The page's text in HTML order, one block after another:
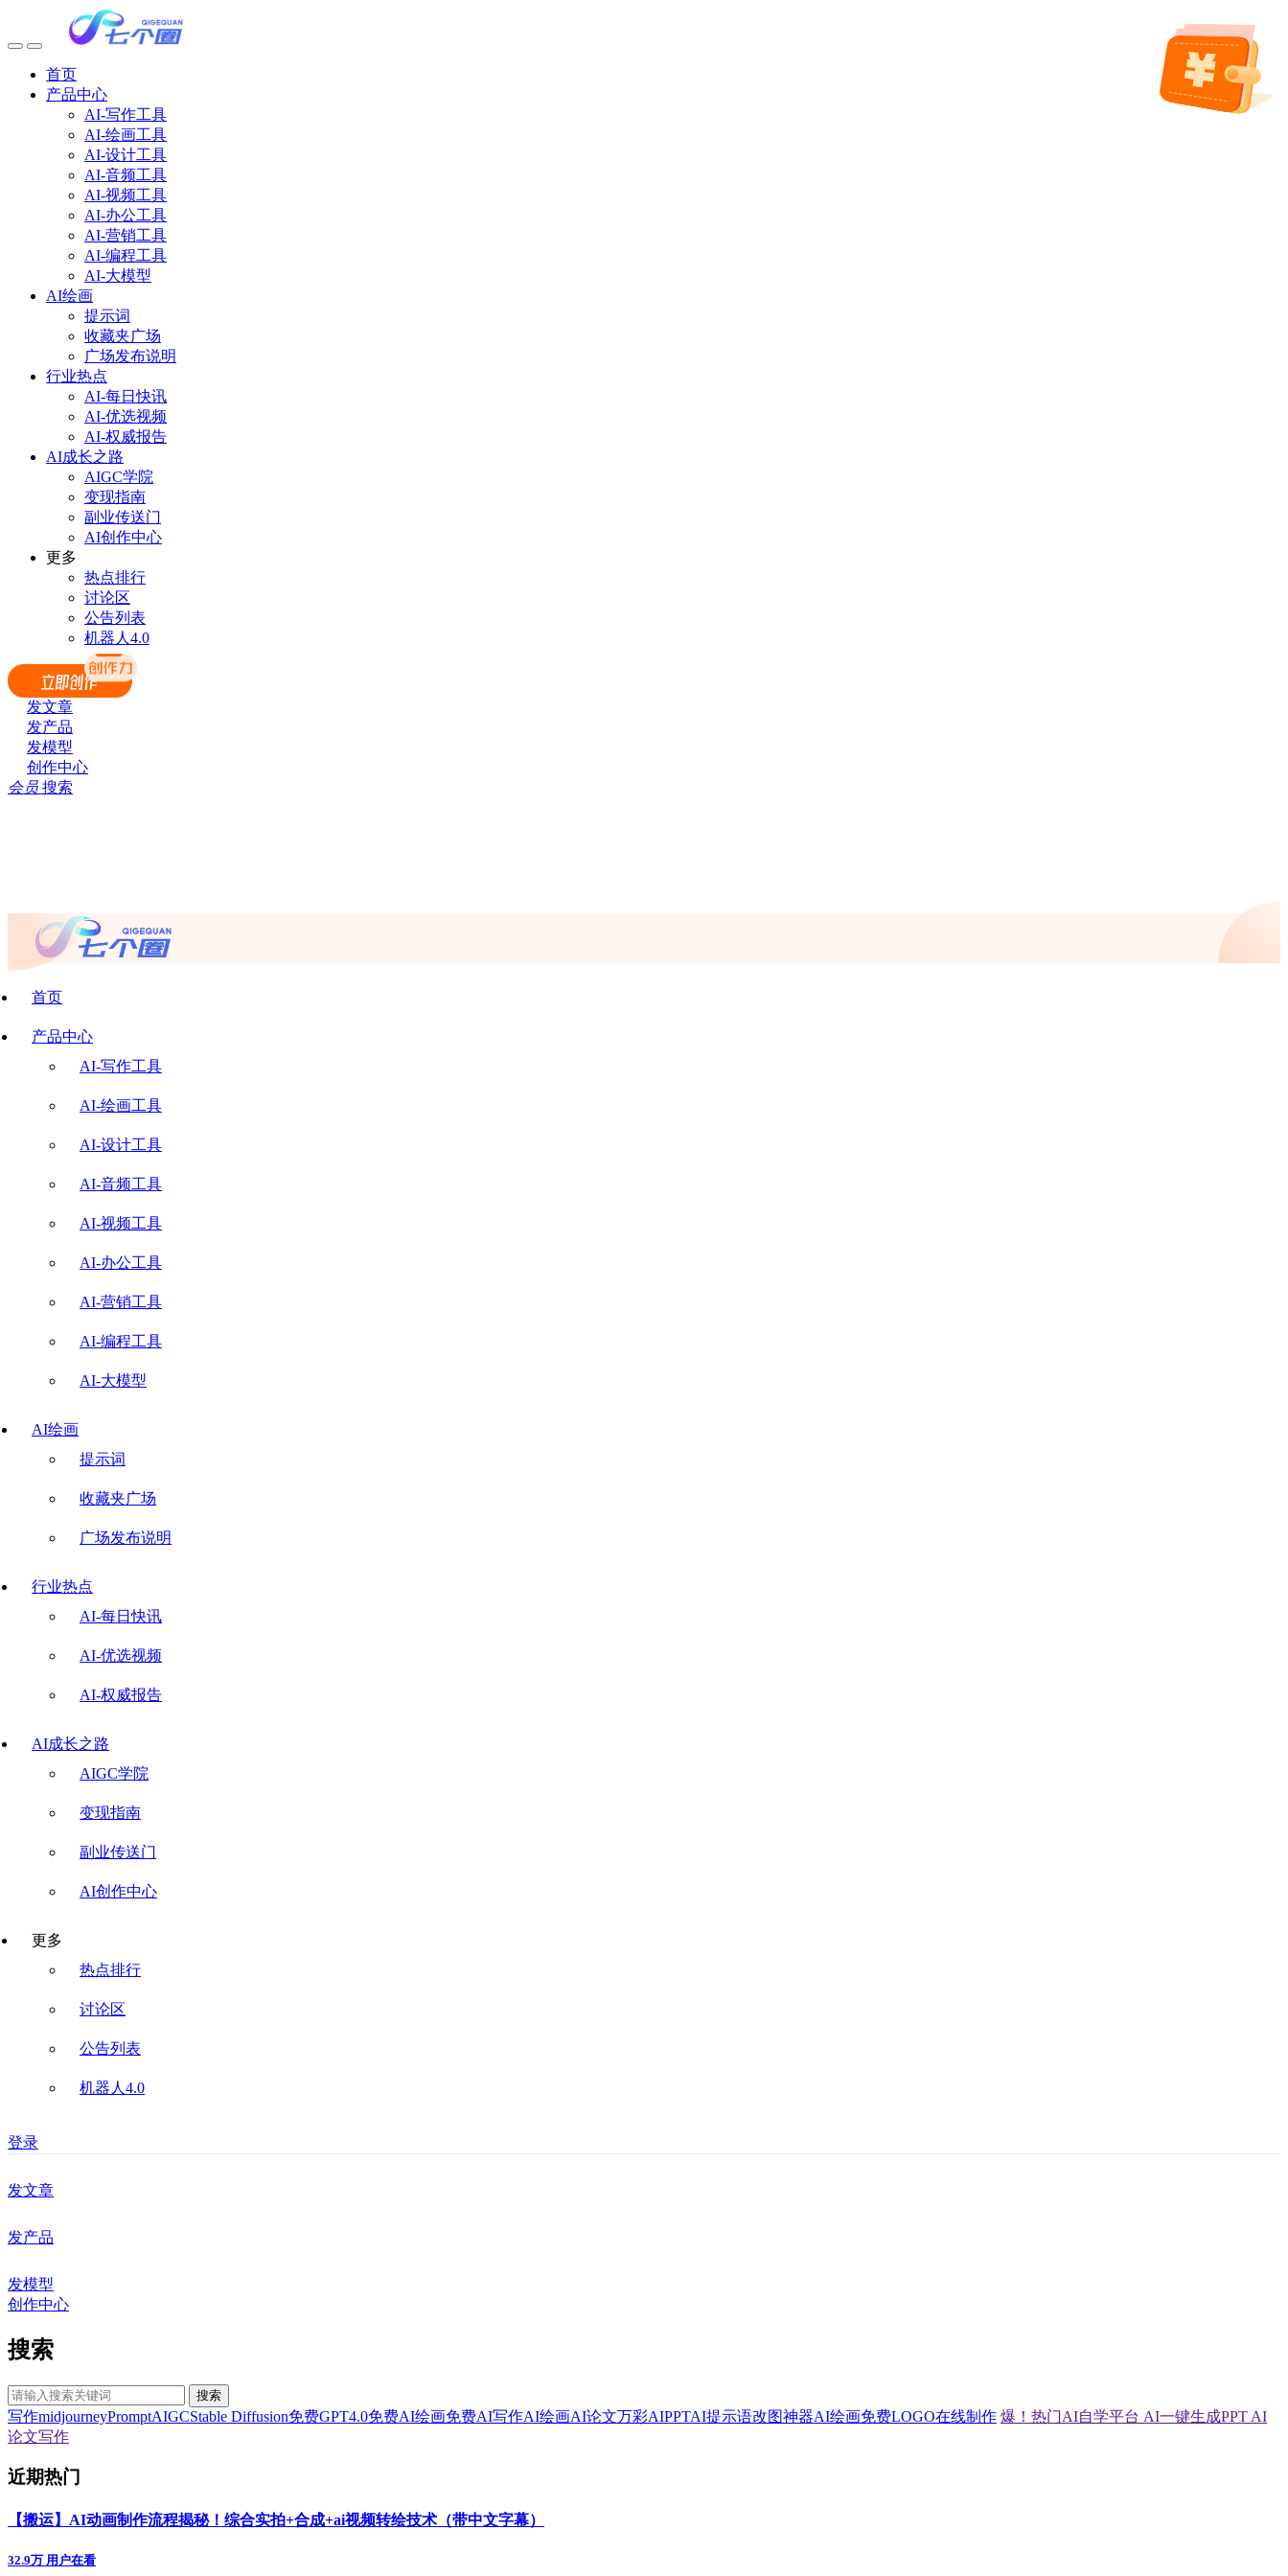
首页
产品中心
AI-写作工具
AI-绘画工具
AI-设计工具
AI-音频工具
AI-视频工具
AI-办公工具
AI-营销工具
AI-编程工具
AI-大模型
AI绘画
提示词
收藏夹广场
广场发布说明
行业热点
AI-每日快讯
AI-优选视频
AI-权威报告
AI成长之路
AIGC学院
变现指南
副业传送门
AI创作中心
更多
热点排行
讨论区
公告列表
机器人4.0
发文章
发产品
发模型
创作中心
会员 搜索
首页
产品中心
AI-写作工具
AI-绘画工具
AI-设计工具
AI-音频工具
AI-视频工具
AI-办公工具
AI-营销工具
AI-编程工具
AI-大模型
AI绘画
提示词
收藏夹广场
广场发布说明
行业热点
AI-每日快讯
AI-优选视频
AI-权威报告
AI成长之路
AIGC学院
变现指南
副业传送门
AI创作中心
更多
热点排行
讨论区
公告列表
机器人4.0
登录
发文章
发产品
发模型
创作中心
搜索
搜索
写作midjourneyPromptAIGCStable Diffusion免费GPT4.0免费AI绘画免费AI写作AI绘画AI论文万彩AIPPTAI提示语改图神器AI绘画免费LOGO在线制作 爆！热门AI自学平台 AI一键生成PPT AI
论文写作
近期热门
【搬运】AI动画制作流程揭秘！综合实拍+合成+ai视频转绘技术（带中文字幕）
32.9万 用户在看